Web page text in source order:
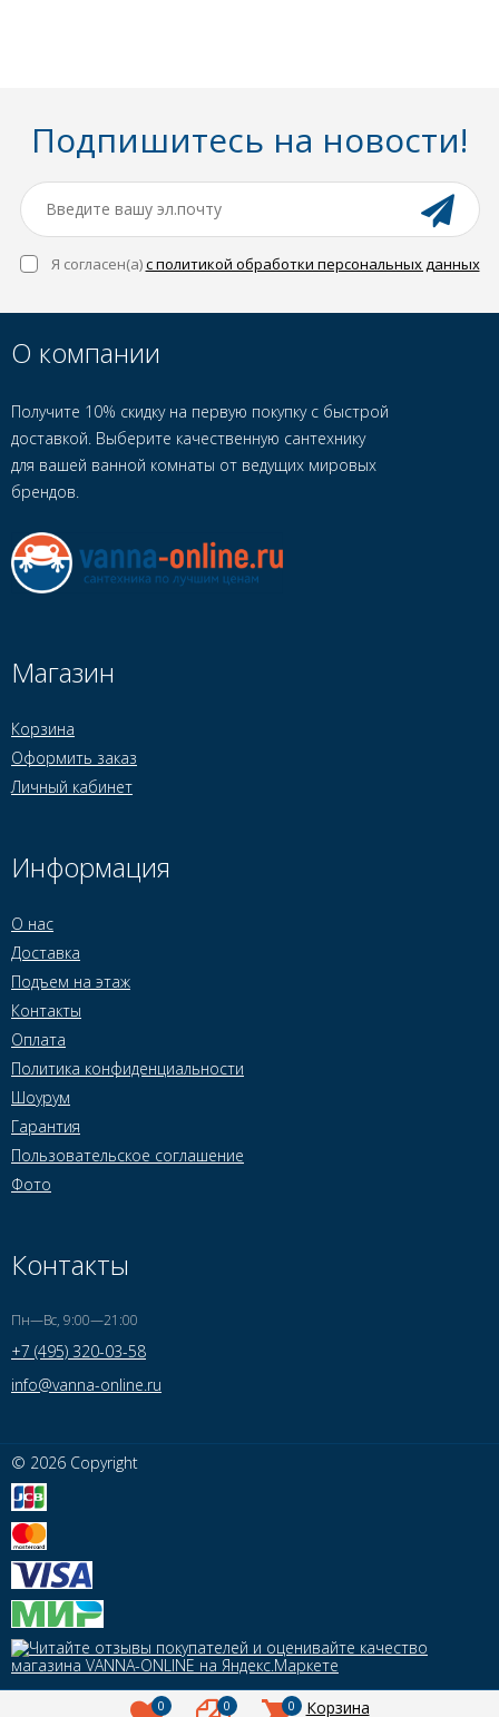
Подпишитесь на новости!
Я согласен(a)с политикой обработки персональных данных
О компании
Получите 10% скидку на первую покупку с быстрой
доставкой. Выберите качественную сантехнику
для вашей ванной комнаты от ведущих мировых
брендов.
Магазин
Корзина
Оформить заказ
Личный кабинет
Информация
О нас
Доставка
Подъем на этаж
Контакты
Оплата
Политика конфиденциальности
Шоурум
Гарантия
Пользовательское соглашение
Фото
Контакты
Пн—Вс, 9:00—21:00
+7 (495) 320-03-58
info@vanna-online.ru
© 2026 Copyright
0 0 0 Корзина